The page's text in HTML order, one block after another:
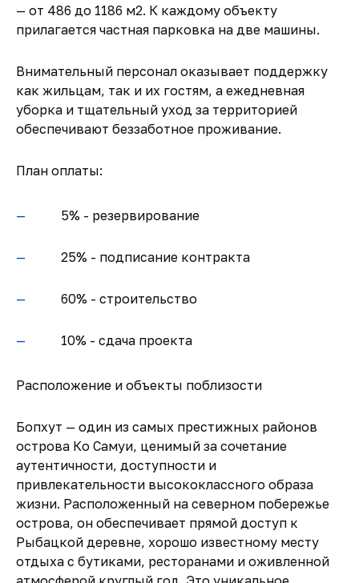
— от 486 до 1186 м2. К каждому объекту
прилагается частная парковка на две машины.
Внимательный персонал оказывает поддержку
как жильцам, так и их гостям, а ежедневная
уборка и тщательный уход за территорией
обеспечивают беззаботное проживание.
План оплаты:
5% - резервирование
25% - подписание контракта
60% - строительство
10% - сдача проекта
Расположение и объекты поблизости
Бопхут — один из самых престижных районов
острова Ко Самуи, ценимый за сочетание
аутентичности, доступности и
привлекательности высококлассного образа
жизни. Расположенный на северном побережье
острова, он обеспечивает прямой доступ к
Рыбацкой деревне, хорошо известному месту
отдыха с бутиками, ресторанами и оживленной